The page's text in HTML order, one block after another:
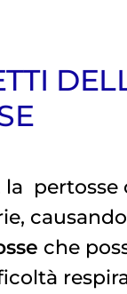
la pertosse
causando
che